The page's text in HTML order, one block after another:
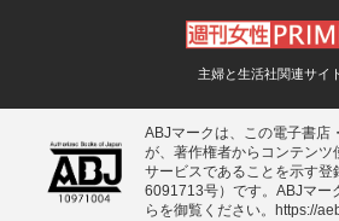
主婦と生活社関連サイ
ABJマークは、この電子書店
が、著作権者からコンテン
サービスであることを示す登
6091713号）です。ABJマー
らを御覧ください。
https://